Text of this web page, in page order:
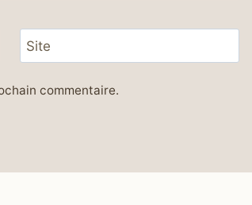
Site
commentaire.